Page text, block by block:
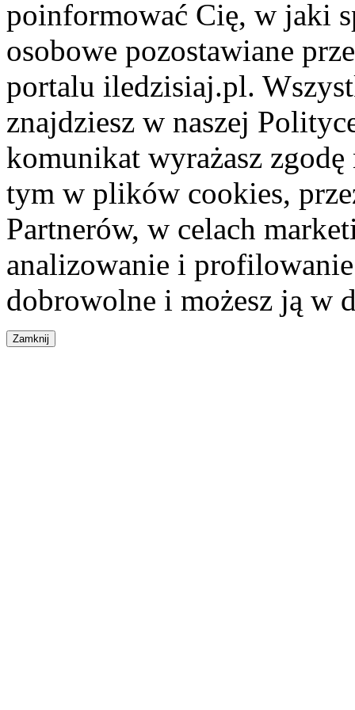
poinformować Cię, w jaki
osobowe pozostawiane
portalu iledzisiaj.pl.
znajdziesz w naszej
komunikat wyrażasz
tym w plików cookies,
Partnerów, w celach
analizowanie i
dobrowolne i możesz ją w